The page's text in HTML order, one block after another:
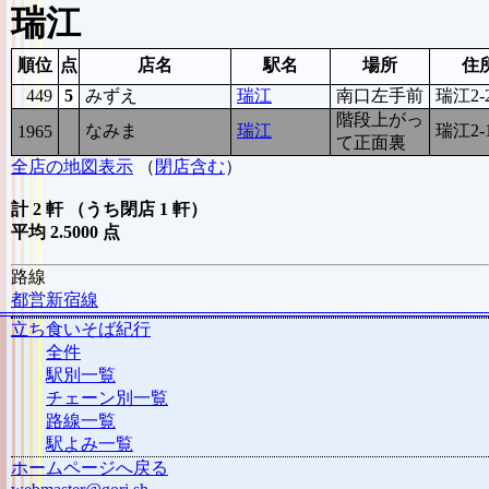
瑞江
順位 点 店名 駅名 場所
住
449
5 みずえ 瑞江 南口左手前
瑞江2-
1965
なみま 瑞江
階段上がっ
て正面裏
瑞江2-
全店の地図表示 （ 閉店含む）
計 2 軒 （うち閉店 1 軒）
平均 2.5000 点
路線
都営新宿線
立ち食いそば紀行
全件
駅別一覧
チェーン別一覧
路線一覧
駅よみ一覧
ホームページへ戻る